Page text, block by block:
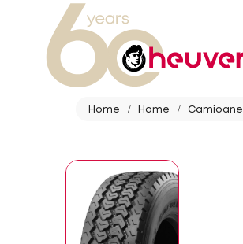
Home Home Camioane